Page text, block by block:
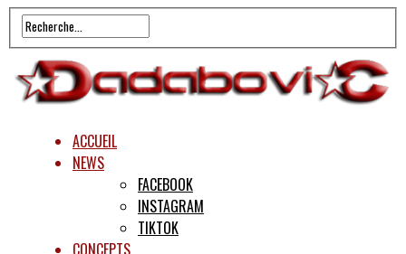
ACCUEIL
NEWS
FACEBOOK
INSTAGRAM
TIKTOK